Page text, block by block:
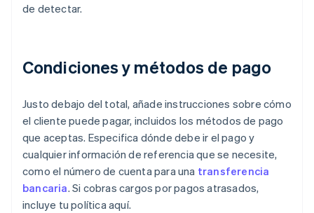
de detectar.
Condiciones y métodos de pago
Justo debajo del total, añade instrucciones sobre cómo
el cliente puede pagar, incluidos los métodos de pago
que aceptas. Especifica dónde debe ir el pago y
cualquier información de referencia que se necesite,
como el número de cuenta para una transferencia
bancaria. Si cobras cargos por pagos atrasados,
incluye tu política aquí.